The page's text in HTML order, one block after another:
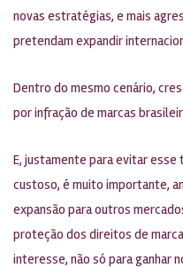
novas estratégias, e mais
pretendam expandir
Dentro do mesmo cenário,
por infração de marcas
E, justamente para evitar
custoso, é muito importante,
expansão para outros
proteção dos direitos de
interesse, não só para ganhar